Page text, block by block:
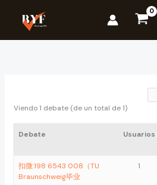
contenido
Viendo 1 debate (de un total de 1)
Debate Usuarios
扣微:198 6543 008（TU
Braunschweig毕业
1